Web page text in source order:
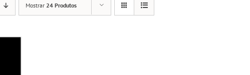
Mostrar 24 Produtos